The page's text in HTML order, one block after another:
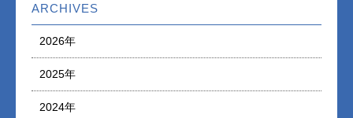
ARCHIVES
2026年
2025年
2024年